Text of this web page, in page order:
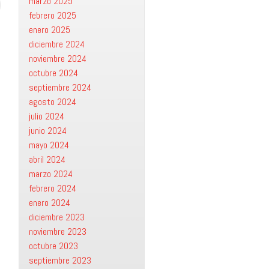
febrero 2025
enero 2025
diciembre 2024
noviembre 2024
octubre 2024
septiembre 2024
agosto 2024
julio 2024
junio 2024
mayo 2024
abril 2024
marzo 2024
febrero 2024
enero 2024
diciembre 2023
noviembre 2023
octubre 2023
septiembre 2023